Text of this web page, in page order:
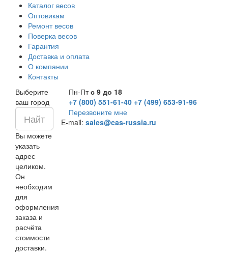
Каталог весов
Оптовикам
Ремонт весов
Поверка весов
Гарантия
Доставка и оплата
О компании
Контакты
Выберите
ваш город
Вы можете
указать
адрес
целиком.
Он
необходим
для
оформления
заказа и
расчёта
стоимости
доставки.
Пн-Птс 9 до 18
+7 (800) 551-61-40 +7 (499) 653-91-96
Перезвоните мне
E-mail: sales@cas-russia.ru